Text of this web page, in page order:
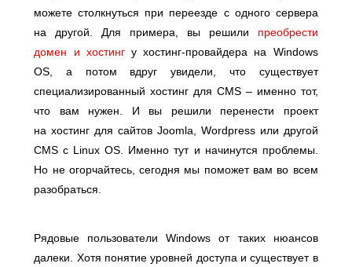
можете столкнуться при переезде с одного сервера
на другой. Для примера, вы решили преобрести
домен и хостингу хостинг-провайдера на Windows
OS, а потом вдруг увидели, что существует
специализированный хостинг для CMS – именно тот,
что вам нужен. И вы решили перенести проект
на хостинг для сайтов Joomla, Wordpress или другой
CMS с Linux OS. Именно тут и начинутся проблемы.
Но не огорчайтесь, сегодня мы поможет вам во всем
разобраться.
Рядовые пользователи Windows от таких нюансов
далеки. Хотя понятие уровней доступа и существует в